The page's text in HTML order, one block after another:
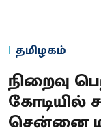
தமிழகம்
நிறைவு
கோடியில்
சென்னை